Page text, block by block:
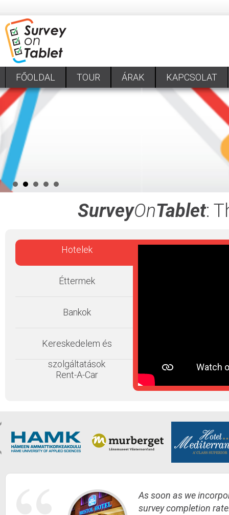
FŐOLDAL TOUR ÁRAK KAPCSOLAT
SurveyOnTablet:
Hotelek
Éttermek
Bankok
Kereskedelem és
szolgáltatások
Rent-A-Car
As soon as we
survey completion